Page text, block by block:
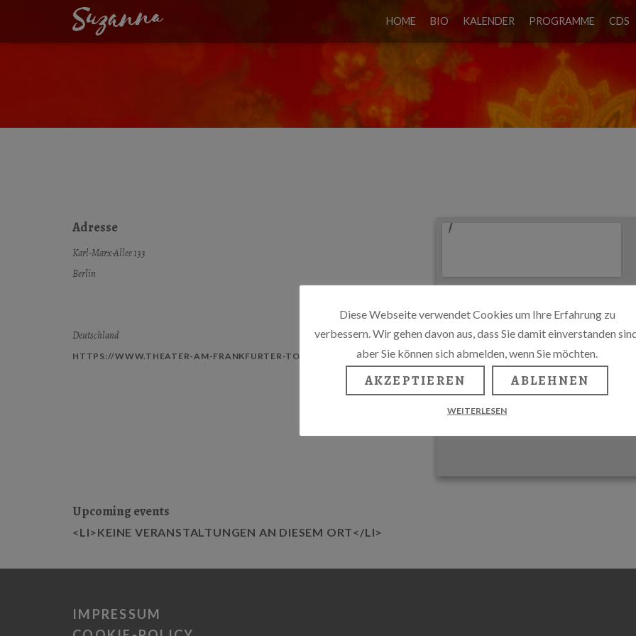
HOME BIO KALENDER PROGRAMME CDS
Adresse
Karl-Marx-Allee 133
Berlin
Deutschland
HTTPS://WWW.THEATER-AM-FRANKFURTER-TOR.DE/
Upcoming events
<LI>KEINE VERANSTALTUNGEN AN DIESEM ORT</LI>
IMPRESSUM
Diese Webseite verwendet Cookies um Ihre Erfahrung zu
verbessern. Wir gehen davon aus, dass Sie damit einverstanden
aber Sie können sich abmelden, wenn Sie möchten.
AKZEPTIEREN ABLEHNEN
WEITERLESEN